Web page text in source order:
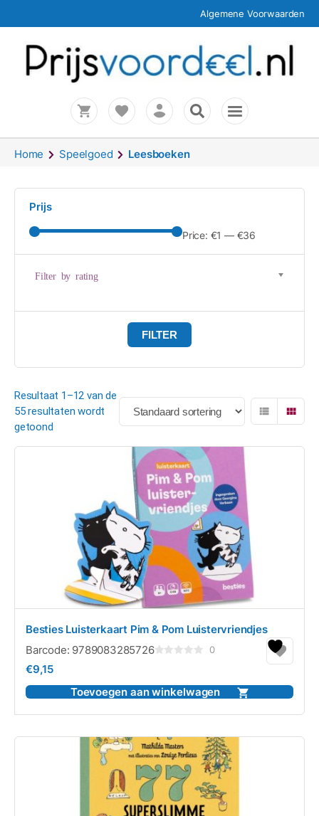
Algemene Voorwaarden
Home Speelgoed Leesboeken
Prijs
Price: €1 — €36
Filter by rating
FILTER
Resultaat 1–12 van de
55 resultaten wordt
getoond
Besties Luisterkaart Pim & Pom Luistervriendjes
Barcode: 9789083285726
5
0
€9,15
Toevoegen aan winkelwagen